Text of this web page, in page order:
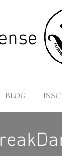
BLOG